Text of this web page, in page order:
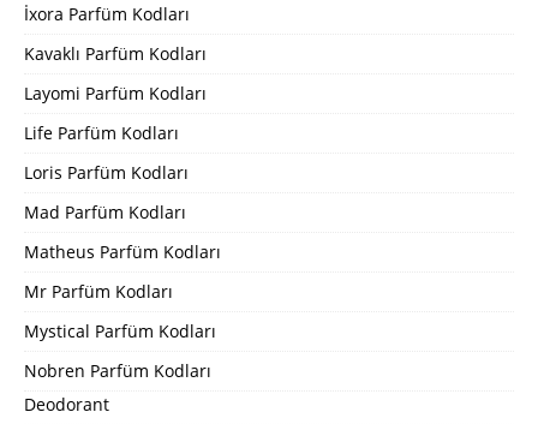
İxora Parfüm Kodları
Kavaklı Parfüm Kodları
Layomi Parfüm Kodları
Life Parfüm Kodları
Loris Parfüm Kodları
Mad Parfüm Kodları
Matheus Parfüm Kodları
Mr Parfüm Kodları
Mystical Parfüm Kodları
Nobren Parfüm Kodları
Deodorant